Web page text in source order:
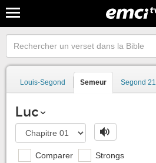
Louis-Segond Semeur Segond 21
Luc
Comparer Strongs